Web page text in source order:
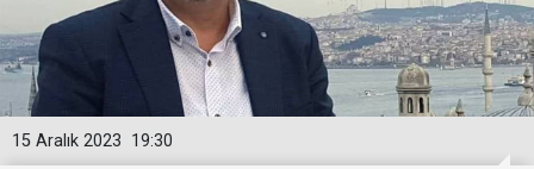
19:30
15 Aralık 2023